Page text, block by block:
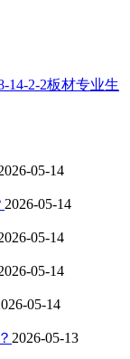
14-2-2板材专业生
05-14
2026-05-14
05-14
05-14
05-14
2026-05-13